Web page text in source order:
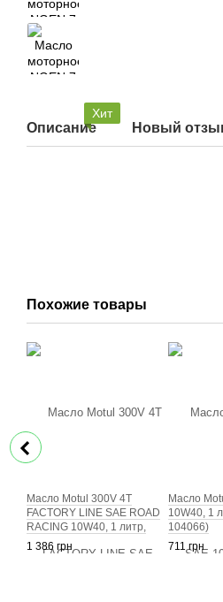
Хит
Описание Новый
Похожие товары
Масло Motul 300V 4T
FACTORY LINE SAE ROAD
RACING 10W40, 1 литр,
(836111, 104118)
1 386 грн
Масло
10W40, 1
104066)
711 грн